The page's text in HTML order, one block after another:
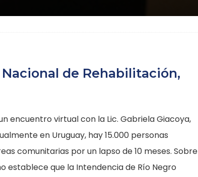
de Rehabilitación,
encuentro virtual con la Lic. Gabriela Giacoya,
en Uruguay, hay 15.000 personas
comunitarias por un lapso de 10 meses. Sobre
establece que la Intendencia de Río Negro